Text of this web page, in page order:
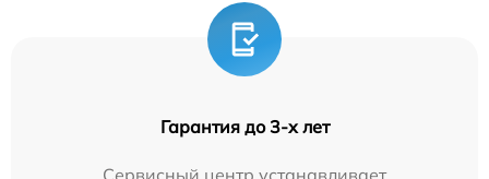
Гарантия до 3-х лет